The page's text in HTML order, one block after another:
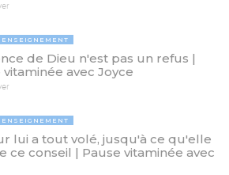
ENSEIGNEMENT
de Dieu n'est pas un refus |
vitaminée avec Joyce
ENSEIGNEMENT
lui a tout volé, jusqu'à ce qu'elle
ce conseil | Pause vitaminée avec